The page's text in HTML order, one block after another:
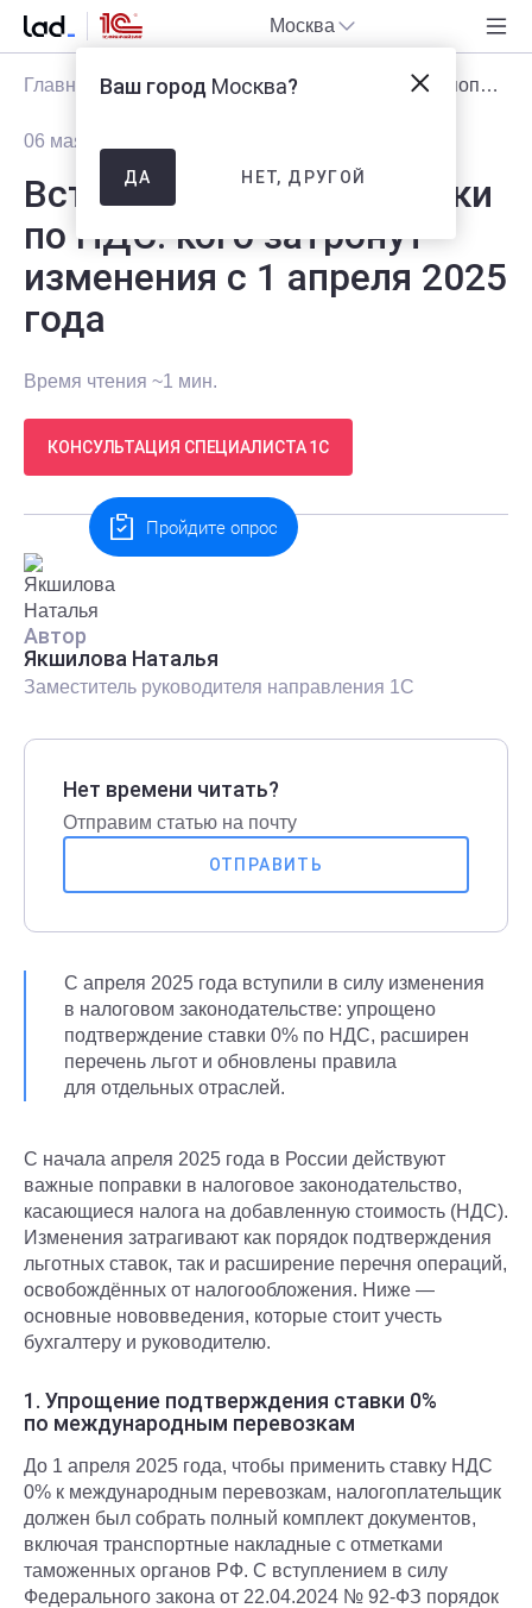
Москва
Главная Блог Новости Вступили в силу поправки по НДС: кого затронут изменения с 1 апреля 2025 года
06 мая 2025
Вступили в силу поправки
по НДС: кого затронут
изменения с 1 апреля 2025
года
Время чтения ~1 мин.
КОНСУЛЬТАЦИЯ СПЕЦИАЛИСТА 1С
Автор
Якшилова Наталья
Заместитель руководителя направления 1С
Нет времени читать?
Отправим статью на почту
ОТПРАВИТЬ
С апреля 2025 года вступили в силу изменения
в налоговом законодательстве: упрощено
подтверждение ставки 0% по НДС, расширен
перечень льгот и обновлены правила
для отдельных отраслей.
С начала апреля 2025 года в России действуют
важные поправки в налоговое законодательство,
касающиеся налога на добавленную стоимость (НДС).
Изменения затрагивают как порядок подтверждения
льготных ставок, так и расширение перечня операций,
освобождённых от налогообложения. Ниже —
основные нововведения, которые стоит учесть
бухгалтеру и руководителю.
1. Упрощение подтверждения ставки 0%
по международным перевозкам
До 1 апреля 2025 года, чтобы применить ставку НДС
0% к международным перевозкам, налогоплательщик
должен был собрать полный комплект документов,
включая транспортные накладные с отметками
таможенных органов РФ. С вступлением в силу
Федерального закона от 22.04.2024 № 92-ФЗ порядок
Ваш город Москва?
ДА НЕТ, ДРУГОЙ
Пройдите опрос